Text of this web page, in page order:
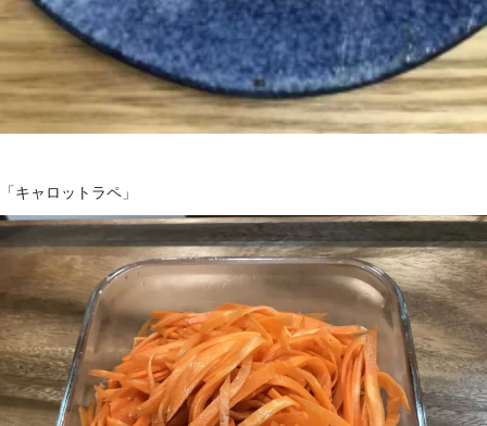
「キャロットラペ」